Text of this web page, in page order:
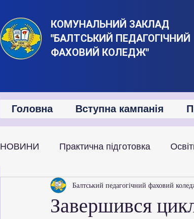
КОМУНАЛЬНИЙ ЗАКЛАД
"БАЛТСЬКИЙ ПЕДАГОГІЧНИЙ
ФАХОВИЙ КОЛЕДЖ"
Головна Вступна кампанія
НОВИНИ Практична підготовка
Наукова та дослідницька діяльність
Завершився
Балтський педагогічний фаховий